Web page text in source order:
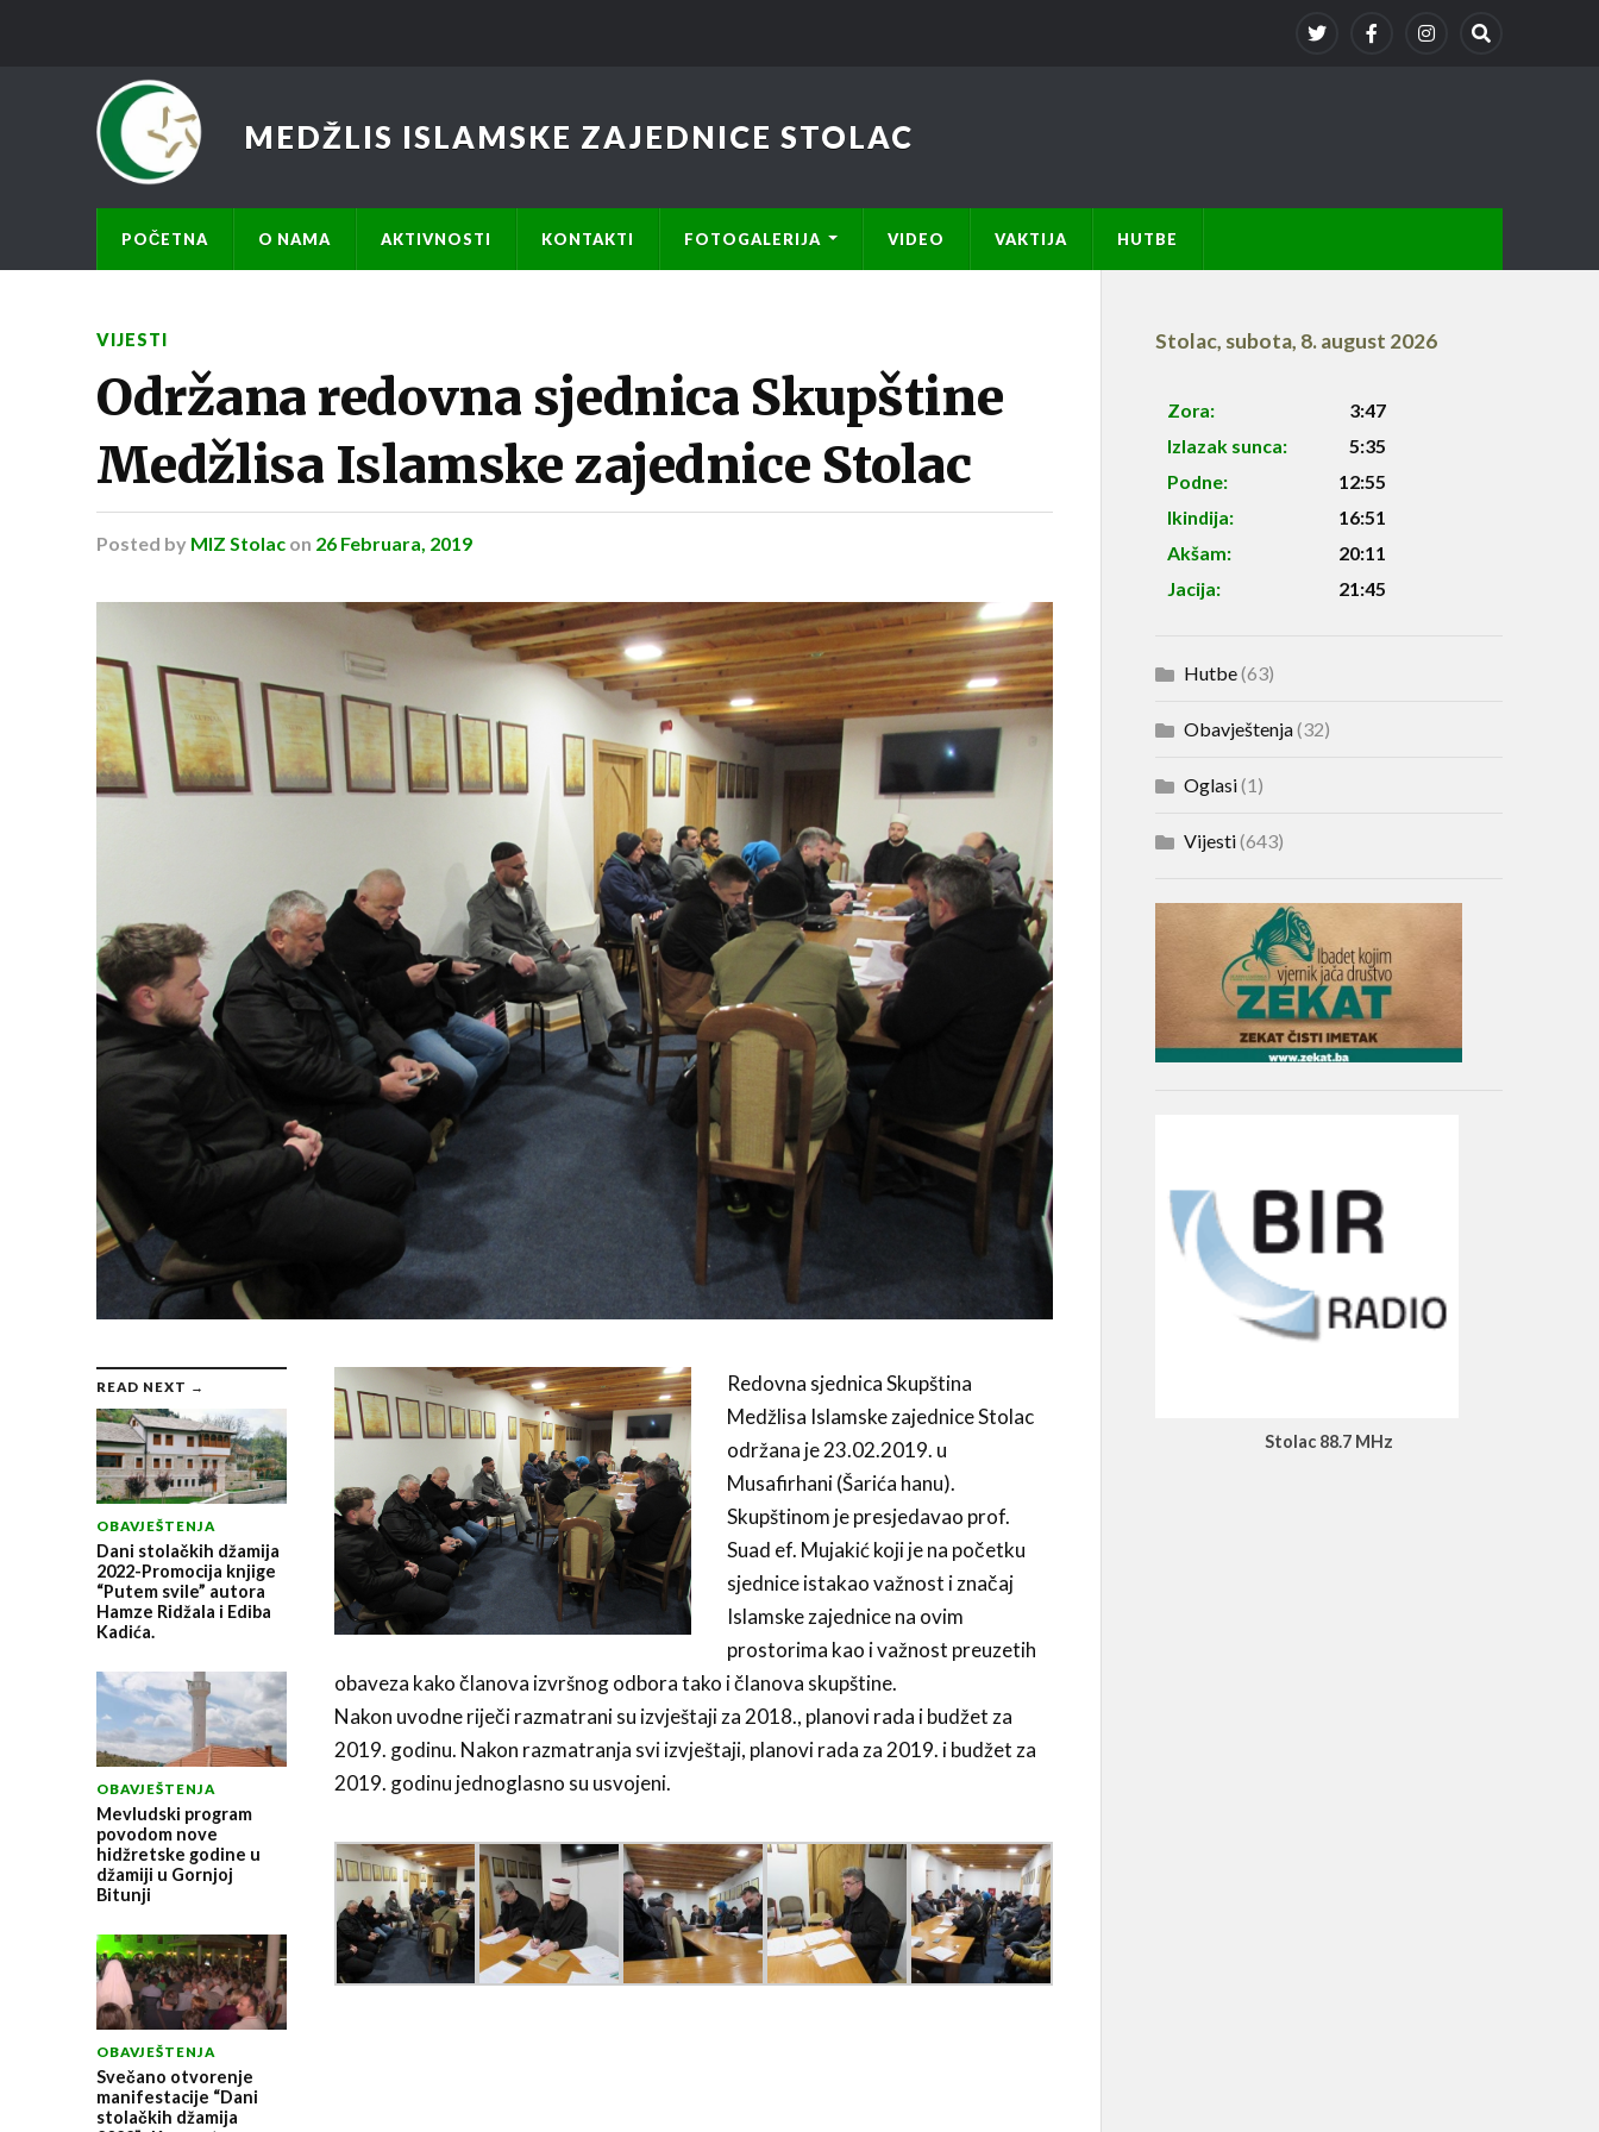
MEDŽLIS ISLAMSKE ZAJEDNICE STOLAC
POČETNA O NAMA AKTIVNOSTI KONTAKTI FOTOGALERIJA VIDEO VAKTIJA HUTBE
VIJESTI
Održana redovna sjednica Skupštine
Medžlisa Islamske zajednice Stolac
Posted by MIZ Stolac on 26 Februara, 2019
READ NEXT →
OBAVJEŠTENJA
Dani stolačkih džamija
2022-Promocija knjige
“Putem svile” autora
Hamze Ridžala i Ediba
Kadića.
OBAVJEŠTENJA
Mevludski program
povodom nove
hidžretske godine u
džamiji u Gornjoj
Bitunji
OBAVJEŠTENJA
Svečano otvorenje
manifestacije “Dani
stolačkih džamija
Redovna sjednica Skupština
Medžlisa Islamske zajednice Stolac
održana je 23.02.2019. u
Musafirhani (Šarića hanu).
Skupštinom je presjedavao prof.
Suad ef. Mujakić koji je na početku
sjednice istakao važnost i značaj
Islamske zajednice na ovim
prostorima kao i važnost preuzetih
obaveza kako članova izvršnog odbora tako i članova skupštine.
Nakon uvodne riječi razmatrani su izvještaji za 2018., planovi rada i budžet za
2019. godinu. Nakon razmatranja svi izvještaji, planovi rada za 2019. i budžet za
2019. godinu jednoglasno su usvojeni.
Stolac, subota, 8. august 2026
Zora:
3:47
Izlazak sunca:
5:35
Podne:
12:55
Ikindija:
16:51
Akšam:
20:11
Jacija:
21:45
Hutbe(63)
Obavještenja(32)
Oglasi(1)
Vijesti(643)
Stolac 88.7 MHz